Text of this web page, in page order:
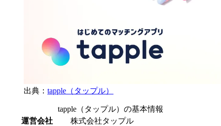
出典： tapple（タップル）
tapple（タップル）の基本情報
運営会社
株式会社タップル